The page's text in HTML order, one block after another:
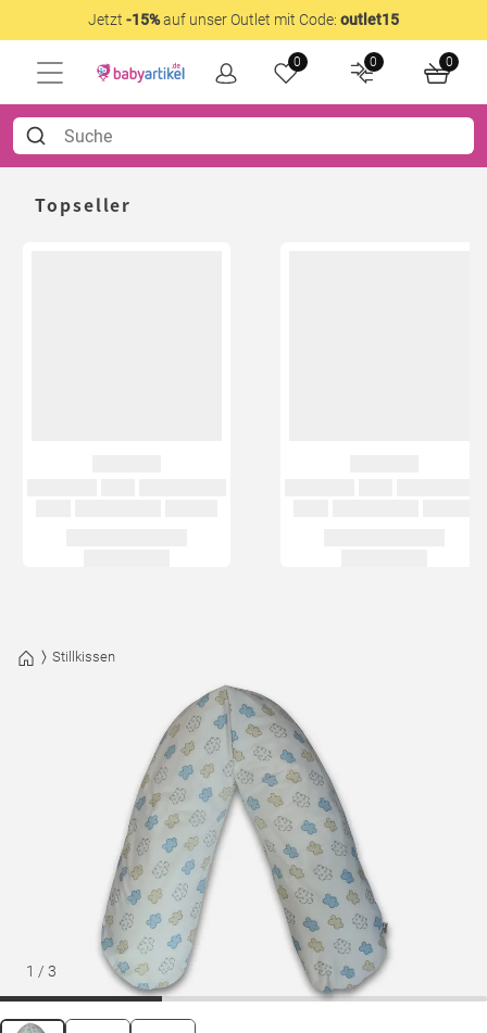
Jetzt -15%auf unser Outlet mit Code: outlet15
0 0 0
Topseller
Stillkissen
1 / 3